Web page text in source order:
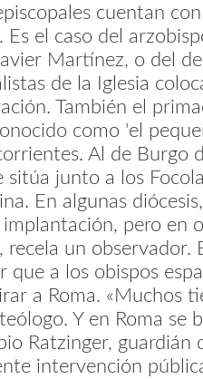
cuentan
Es el caso del
Martínez, o del
de la Iglesia
También el
como 'el
Al de Burgo
sitúa junto a los
En algunas
pero en
recela un observador.
que a los obispos
a Roma. «Muchos
Y en Roma se
Ratzinger, guardián
intervención